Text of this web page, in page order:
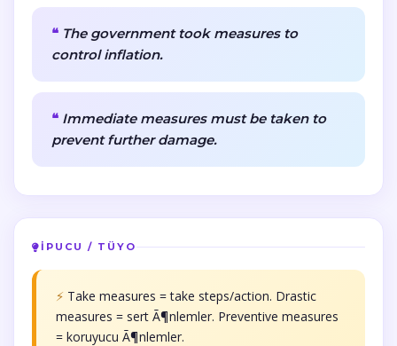
The government took measures to
control inflation.
Immediate measures must be taken to
prevent further damage.
İPUCU / TÜYO
⚡ Take measures = take steps/action. Drastic
measures = sert Ã¶nlemler. Preventive measures
= koruyucu Ã¶nlemler.